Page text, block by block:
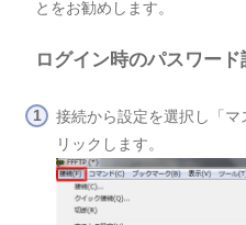
とをお勧めします。
ログイン時のパスワード
接続から設定を選択し「
リックします。